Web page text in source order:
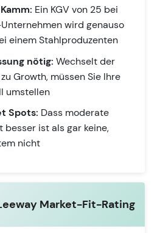
Ein KGV von 25 bei
wird genauso
einem Stahlproduzenten
nötig: Wechselt der
Growth, müssen Sie Ihre
umstellen
Spots: Dass moderate
besser ist als gar keine,
nicht
Market-Fit-Rating